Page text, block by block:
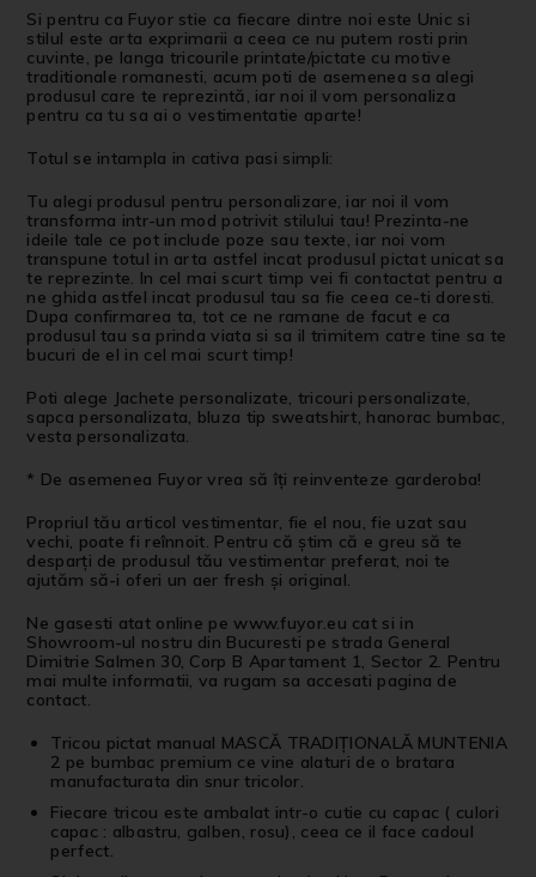
Si pentru ca Fuyor stie ca fiecare dintre noi este Unic si
stilul este arta exprimarii a ceea ce nu putem rosti prin
cuvinte, pe langa tricourile printate/pictate cu motive
traditionale romanesti, acum poti de asemenea sa alegi
produsul care te reprezintă, iar noi il vom personaliza
pentru ca tu sa ai o vestimentatie aparte!
Totul se intampla in cativa pasi simpli:
Tu alegi produsul pentru personalizare, iar noi il vom
transforma intr-un mod potrivit stilului tau! Prezinta-ne
ideile tale ce pot include poze sau texte, iar noi vom
transpune totul in arta astfel incat produsul pictat unicat sa
te reprezinte. In cel mai scurt timp vei fi contactat pentru a
ne ghida astfel incat produsul tau sa fie ceea ce-ti doresti.
Dupa confirmarea ta, tot ce ne ramane de facut e ca
produsul tau sa prinda viata si sa il trimitem catre tine sa te
bucuri de el in cel mai scurt timp!
Poti alege Jachete personalizate, tricouri personalizate,
sapca personalizata, bluza tip sweatshirt, hanorac bumbac,
vesta personalizata.
* De asemenea Fuyor vrea să îți reinventeze garderoba!
Propriul tău articol vestimentar, fie el nou, fie uzat sau
vechi, poate fi reînnoit. Pentru că știm că e greu să te
desparți de produsul tău vestimentar preferat, noi te
ajutăm să-i oferi un aer fresh și original.
Ne gasesti atat online pe www.fuyor.eu cat si in
Showroom-ul nostru din Bucuresti pe strada General
Dimitrie Salmen 30, Corp B Apartament 1, Sector 2. Pentru
mai multe informatii, va rugam sa accesati pagina de
contact.
Tricou pictat manual MASCĂ TRADIȚIONALĂ MUNTENIA
2 pe bumbac premium ce vine alaturi de o bratara
manufacturata din snur tricolor.
Fiecare tricou este ambalat intr-o cutie cu capac ( culori
capac : albastru, galben, rosu), ceea ce il face cadoul
perfect.